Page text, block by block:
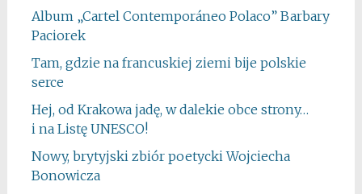
Album „Cartel Contemporáneo Polaco” Barbary
Paciorek
Tam, gdzie na francuskiej ziemi bije polskie
serce
Hej, od Krakowa jadę, w dalekie obce strony…
i na Listę UNESCO!
Nowy, brytyjski zbiór poetycki Wojciecha
Bonowicza